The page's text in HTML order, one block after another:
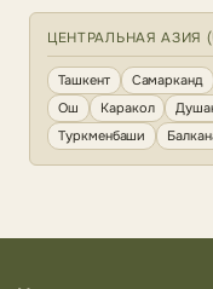
ЦЕНТРАЛЬНАЯ АЗИЯ
Ташкент Самарканд
Ош
Каракол
Туркменбаши